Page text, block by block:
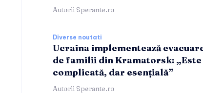
Autorii Sperante.ro
Diverse noutati
Ucraina implementează
de familii din Kramatorsk: „Este
complicată, dar esențială”
Autorii Sperante.ro